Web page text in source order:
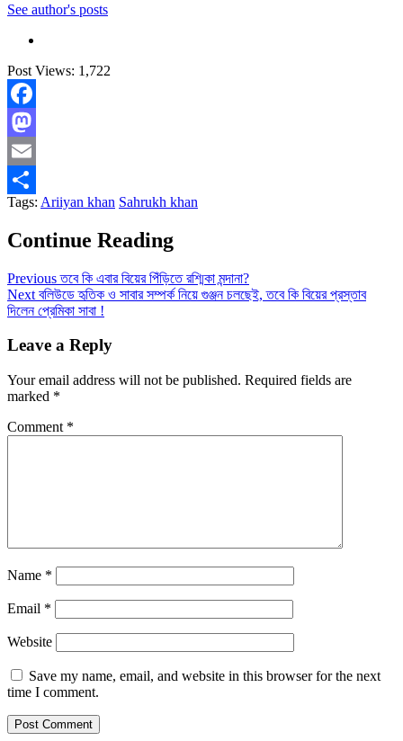
See author's posts
Post Views: 1,722
Facebook
Mastodon
Email
Share
Tags: Ariiyan khan Sahrukh khan
Continue Reading
Previousতবে কি এবার বিয়ের পিঁড়িতে রশ্মিকা মন্দানা?
Next বলিউডে হৃতিক ও সাবার সম্পর্ক নিয়ে গুঞ্জন চলছেই, তবে কি বিয়ের প্রস্তাব
দিলেন প্রেমিকা সাবা !
Leave a Reply
Your email address will not be published. Required fields are
marked *
Comment *
Name *
Email *
Website
Save my name, email, and website in this browser for the next
time I comment.